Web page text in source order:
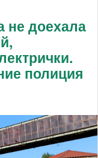
не доехала
полиция